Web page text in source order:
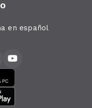
en español